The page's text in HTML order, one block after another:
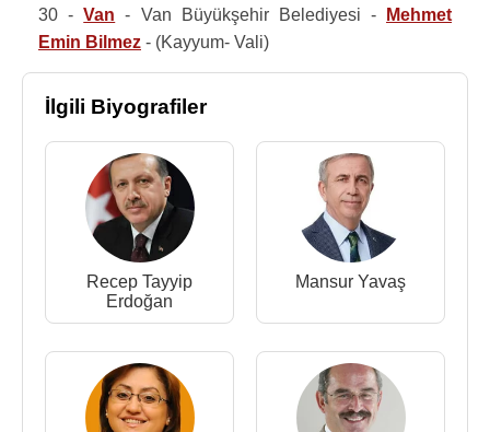
30 -Van - Van Büyükşehir Belediyesi -
Mehmet
Emin Bilmez - (Kayyum- Vali)
İlgili Biyografiler
Recep Tayyip
Erdoğan
Mansur Yavaş